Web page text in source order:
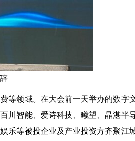
等领域。在大会前一天举办的数字
川智能、爱诗科技、曦望、晶湛半
乐等被投企业及产业投资方齐聚江